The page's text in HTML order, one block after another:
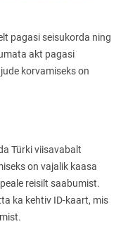
pagasi seisukorda ning
akt pagasi
korvamiseks on
Türki viisavabalt
on vajalik kaasa
reisilt saabumist.
ka kehtiv ID-kaart, mis